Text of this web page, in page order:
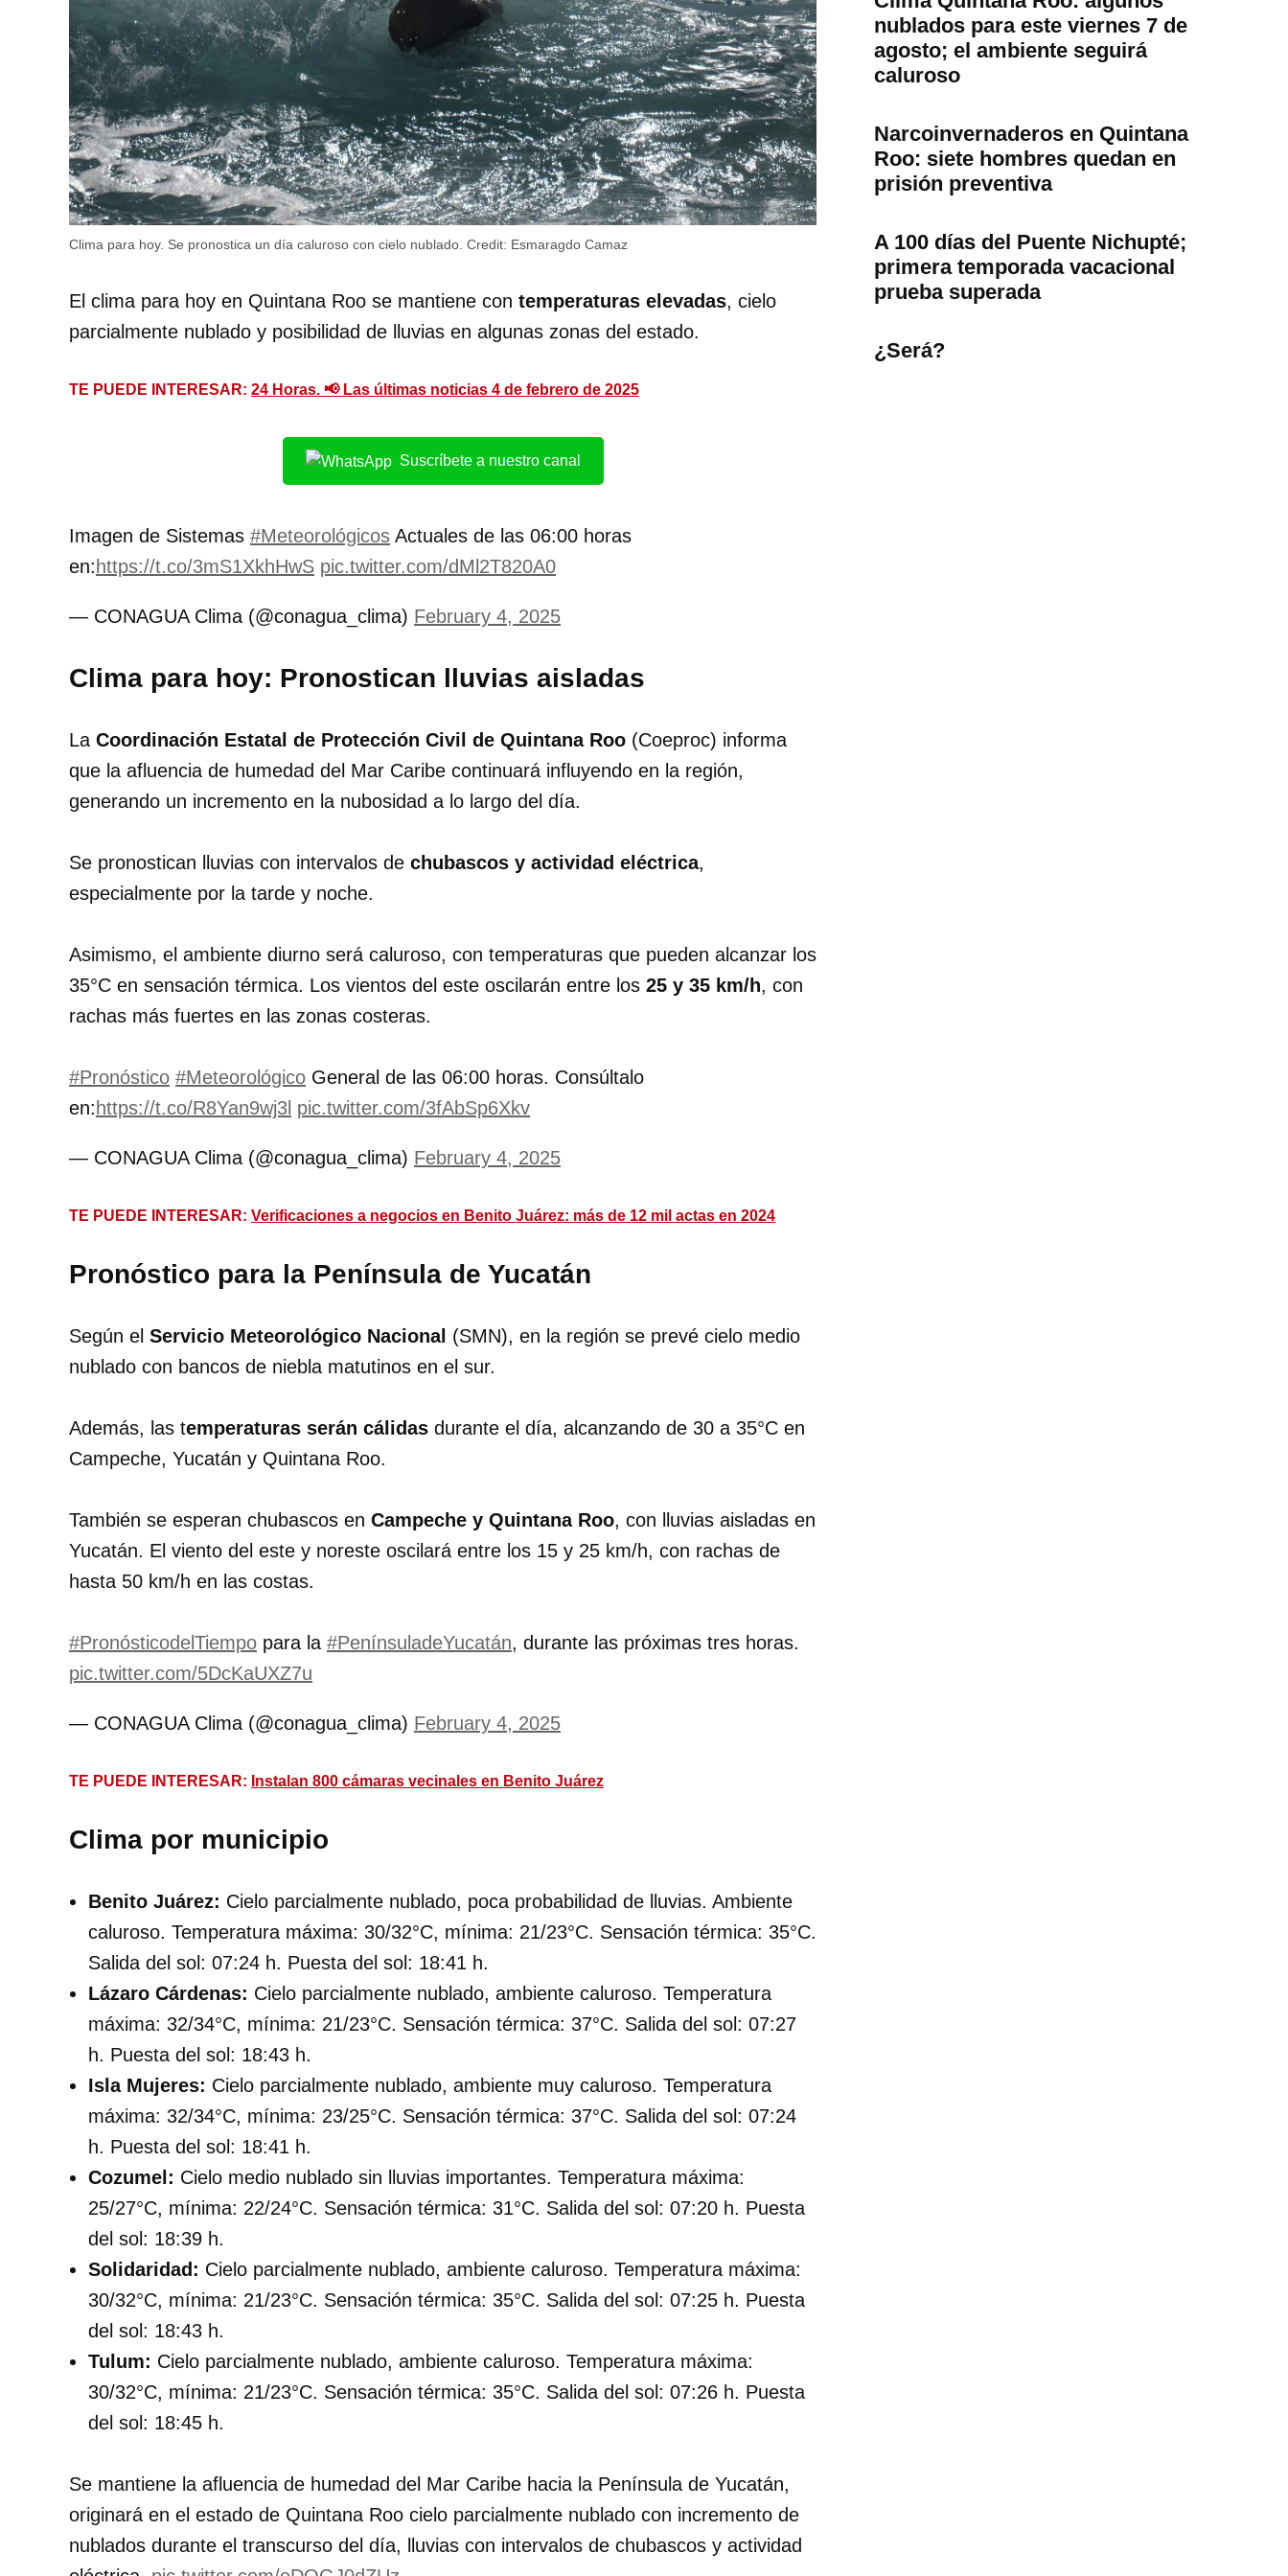
Clima para hoy. Se pronostica un día caluroso con cielo nublado. Credit: Esmaragdo Camaz
El clima para hoy en Quintana Roo se mantiene con temperaturas elevadas, cielo
parcialmente nublado y posibilidad de lluvias en algunas zonas del estado.
TE PUEDE INTERESAR: 24 Horas. 📢 Las últimas noticias 4 de febrero de 2025
Suscríbete a nuestro canal
Imagen de Sistemas #Meteorológicos Actuales de las 06:00 horas
en: https://t.co/3mS1XkhHwS pic.twitter.com/dMl2T820A0
— CONAGUA Clima (@conagua_clima) February 4, 2025
Clima para hoy: Pronostican lluvias aisladas
La Coordinación Estatal de Protección Civil de Quintana Roo (Coeproc) informa
que la afluencia de humedad del Mar Caribe continuará influyendo en la región,
generando un incremento en la nubosidad a lo largo del día.
Se pronostican lluvias con intervalos de chubascos y actividad eléctrica,
especialmente por la tarde y noche.
Asimismo, el ambiente diurno será caluroso, con temperaturas que pueden alcanzar los
35°C en sensación térmica. Los vientos del este oscilarán entre los 25 y 35 km/h, con
rachas más fuertes en las zonas costeras.
#Pronóstico #Meteorológico General de las 06:00 horas. Consúltalo
en: https://t.co/R8Yan9wj3l pic.twitter.com/3fAbSp6Xkv
— CONAGUA Clima (@conagua_clima) February 4, 2025
TE PUEDE INTERESAR: Verificaciones a negocios en Benito Juárez: más de 12 mil actas en 2024
Pronóstico para la Península de Yucatán
Según el Servicio Meteorológico Nacional (SMN), en la región se prevé cielo medio
nublado con bancos de niebla matutinos en el sur.
Además, las temperaturas serán cálidas durante el día, alcanzando de 30 a 35°C en
Campeche, Yucatán y Quintana Roo.
También se esperan chubascos en Campeche y Quintana Roo, con lluvias aisladas en
Yucatán. El viento del este y noreste oscilará entre los 15 y 25 km/h, con rachas de
hasta 50 km/h en las costas.
#PronósticodelTiempo para la #PenínsuladeYucatán, durante las próximas tres horas.
pic.twitter.com/5DcKaUXZ7u
— CONAGUA Clima (@conagua_clima) February 4, 2025
TE PUEDE INTERESAR: Instalan 800 cámaras vecinales en Benito Juárez
Clima por municipio
Benito Juárez: Cielo parcialmente nublado, poca probabilidad de lluvias. Ambiente
caluroso. Temperatura máxima: 30/32°C, mínima: 21/23°C. Sensación térmica: 35°C.
Salida del sol: 07:24 h. Puesta del sol: 18:41 h.
Lázaro Cárdenas: Cielo parcialmente nublado, ambiente caluroso. Temperatura
máxima: 32/34°C, mínima: 21/23°C. Sensación térmica: 37°C. Salida del sol: 07:27
h. Puesta del sol: 18:43 h.
Isla Mujeres: Cielo parcialmente nublado, ambiente muy caluroso. Temperatura
máxima: 32/34°C, mínima: 23/25°C. Sensación térmica: 37°C. Salida del sol: 07:24
h. Puesta del sol: 18:41 h.
Cozumel: Cielo medio nublado sin lluvias importantes. Temperatura máxima:
25/27°C, mínima: 22/24°C. Sensación térmica: 31°C. Salida del sol: 07:20 h. Puesta
del sol: 18:39 h.
Solidaridad: Cielo parcialmente nublado, ambiente caluroso. Temperatura máxima:
30/32°C, mínima: 21/23°C. Sensación térmica: 35°C. Salida del sol: 07:25 h. Puesta
del sol: 18:43 h.
Tulum: Cielo parcialmente nublado, ambiente caluroso. Temperatura máxima:
30/32°C, mínima: 21/23°C. Sensación térmica: 35°C. Salida del sol: 07:26 h. Puesta
del sol: 18:45 h.
Se mantiene la afluencia de humedad del Mar Caribe hacia la Península de Yucatán,
originará en el estado de Quintana Roo cielo parcialmente nublado con incremento de
nublados durante el transcurso del día, lluvias con intervalos de chubascos y actividad
nublados para este viernes 7 de
agosto; el ambiente seguirá
caluroso
Narcoinvernaderos en Quintana
Roo: siete hombres quedan en
prisión preventiva
A 100 días del Puente Nichupté;
primera temporada vacacional
prueba superada
¿Será?